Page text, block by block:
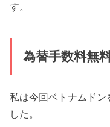
す。
為替手数料無
私は今回ベトナムドン
した。